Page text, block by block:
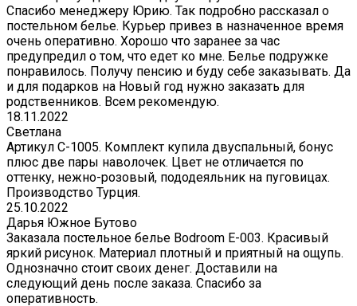
Спасибо менеджеру Юрию. Так подробно рассказал о
постельном белье. Курьер привез в назначенное время
очень оперативно. Хорошо что заранее за час
предупредил о том, что едет ко мне. Белье подружке
понравилось. Получу пенсию и буду себе заказывать. Да
и для подарков на Новый год нужно заказать для
родственников. Всем рекомендую.
18.11.2022
Светлана
Артикул С-1005. Комплект купила двуспальный, бонус
плюс две пары наволочек. Цвет не отличается по
оттенку, нежно-розовый, пододеяльник на пуговицах.
Производство Турция.
25.10.2022
Дарья Южное Бутово
Заказала постельное белье Bodroom E-003. Красивый
яркий рисунок. Материал плотный и приятный на ощупь.
Однозначно стоит своих денег. Доставили на
следующий день после заказа. Спасибо за
оперативность.